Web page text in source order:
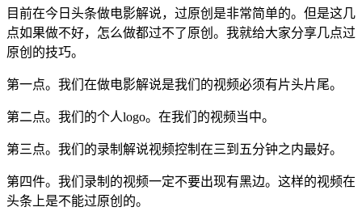
目前在今日头条做电影解说，过原创是非常简单的。但是这几
点如果做不好，怎么做都过不了原创。我就给大家分享几点过
原创的技巧。
第一点。我们在做电影解说是我们的视频必须有片头片尾。
第二点。我们的个人logo。在我们的视频当中。
第三点。我们的录制解说视频控制在三到五分钟之内最好。
第四件。我们录制的视频一定不要出现有黑边。这样的视频在
头条上是不能过原创的。